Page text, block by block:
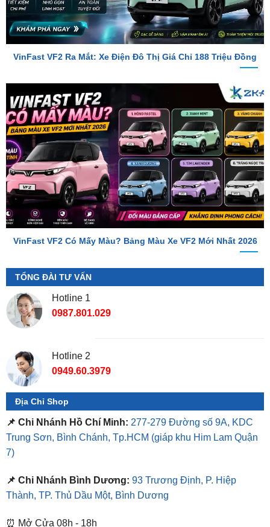
VinFast VF2 Ra Mắt: Xe Điện Đô Thị Giá Chỉ 188 Triệu Đồng
VinFast VF2 Có Mấy Màu? Bảng Màu Xe VF2 Mới Nhất 2026
TỔNG ĐÀI TƯ VẤN
Hotline 1
0987.801.029
Địa Chỉ Shop
📌 Chi Nhánh Hồ Chí Minh: 277-279 Đường số 9A, KDC
Trung Sơn, Bình Chánh, Tp.HCM
7)
📌 Chi Nhánh Bình Dương:
⏰ Mở Cửa 08h - 18h
❤️ Dịch vụ làm xe tận nơi tại Sài Gòn, Bình Dương và các